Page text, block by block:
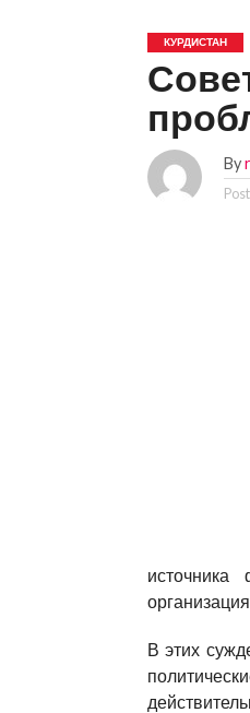
КУРДИСТАН
By
источника
В этих